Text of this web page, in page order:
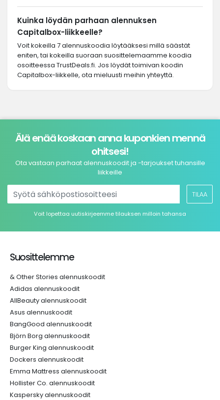
Kuinka löydän parhaan alennuksen
Capitalbox-liikkeelle?
Voit kokeilla 7 alennuskoodia löytääksesi millä säästät
eniten, tai kokeilla suoraan suosittelemaamme koodia
osoitteessa TrustDeals.fi. Jos löydät toimivan koodin
Capitalbox-liikkelle, ota mieluusti meihin yhteyttä.
Älä enää koskaan anna kuponkien mennä
ohitsesi!
Ota vastaan parhaat alennuskoodit ja -tarjoukset tuhansille
liikkeille
TILAA
Voit lopettaa uutiskirjeemme tilauksen milloin tahansa
Suosittelemme
& Other Stories alennuskoodit
Adidas alennuskoodit
AllBeauty alennuskoodit
Asus alennuskoodit
BangGood alennuskoodit
Björn Borg alennuskoodit
Burger King alennuskoodit
Dockers alennuskoodit
Emma Mattress alennuskoodit
Hollister Co. alennuskoodit
Kaspersky alennuskoodit